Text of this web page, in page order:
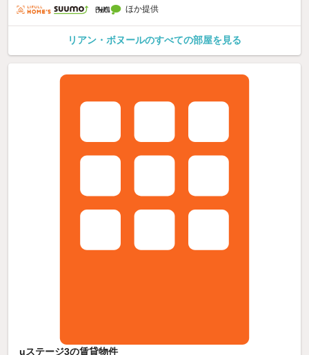
ほか提供
リアン・ボヌールのすべての部屋を見る
uステージ3の賃貸物件